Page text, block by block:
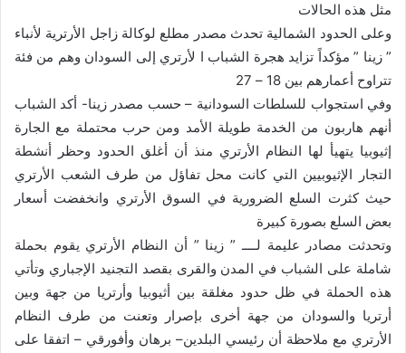
مثل هذه الحالات
وعلى الحدود الشمالية تحدث مصدر مطلع لوكالة زاجل الأرترية لأنباء
” زينا ” مؤكداً تزايد هجرة الشباب ا لأرتري إلى السودان وهم من فئة
تتراوح أعمارهم بين 18 – 27
وفي استجواب للسلطات السودانية – حسب مصدر زينا- أكد الشباب
أنهم هاربون من الخدمة طويلة الأمد ومن حرب محتملة مع الجارة
إثيوبيا يتهيأ لها النظام الأرتري منذ أن أغلق الحدود وحظر أنشطة
التجار الإثيوبيين التي كانت محل تفاؤل من طرف الشعب الأرتري
حيث كثرت السلع الضرورية في السوق الأرتري وانخفضت أسعار
بعض السلع بصورة كبيرة
وتحدثت مصادر عليمة لــــ ” زينا ” أن النظام الأرتري يقوم بحملة
شاملة على الشباب في المدن والقرى بقصد التجنيد الإجباري وتأتي
هذه الحملة في ظل حدود مغلقة بين أثيوبيا وأرتريا من جهة وبين
أرتريا والسودان من جهة أخرى بإصرار وتعنت من طرف النظام
الأرتري مع ملاحظة أن رئيسي البلدين– برهان وأفورقي – اتفقا على